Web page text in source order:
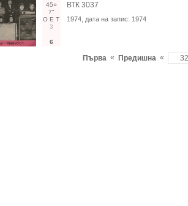
45○
7"
О Е Т
3
6
ВТК 3037
1974 , дата на запис: 1974
Първа « Предишна «